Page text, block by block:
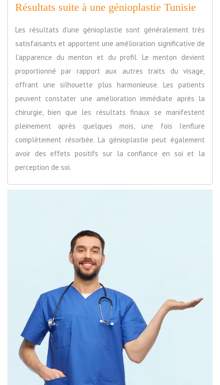
Résultats suite à une génioplastie Tunisie
Les résultats d’une génioplastie sont généralement très
satisfaisants et apportent une amélioration significative de
l’apparence du menton et du profil. Le menton devient
proportionné par rapport aux autres traits du visage,
offrant une silhouette plus harmonieuse. Les patients
peuvent constater une amélioration immédiate après la
chirurgie, bien que les résultats finaux se manifestent
pleinement après quelques mois, une fois l’enflure
complètement résorbée. La génioplastie peut également
avoir des effets positifs sur la confiance en soi et la
perception de soi.